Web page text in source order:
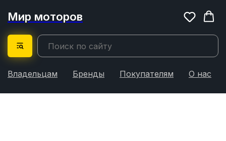
Мир моторов
Владельцам Бренды Покупателям О нас